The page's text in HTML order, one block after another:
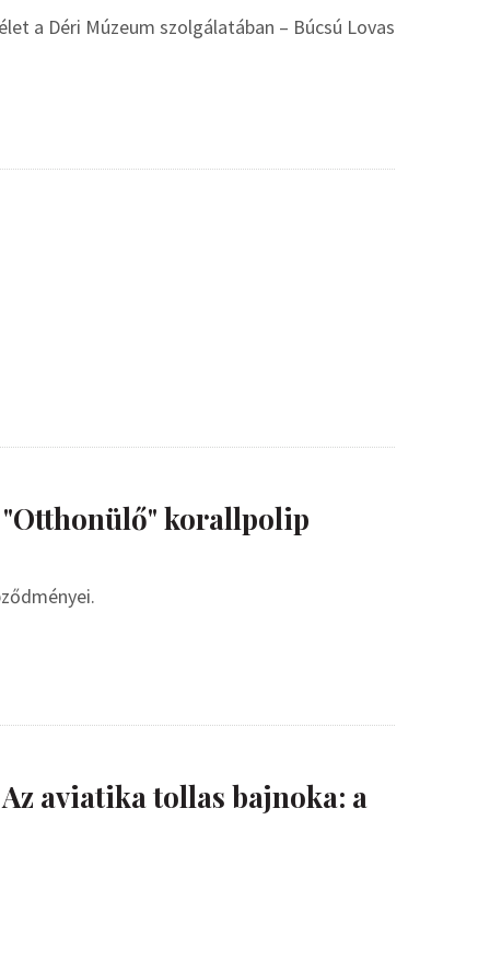
a Déri Múzeum szolgálatában – Búcsú Lovas
korallpolip
aviatika tollas bajnoka: a